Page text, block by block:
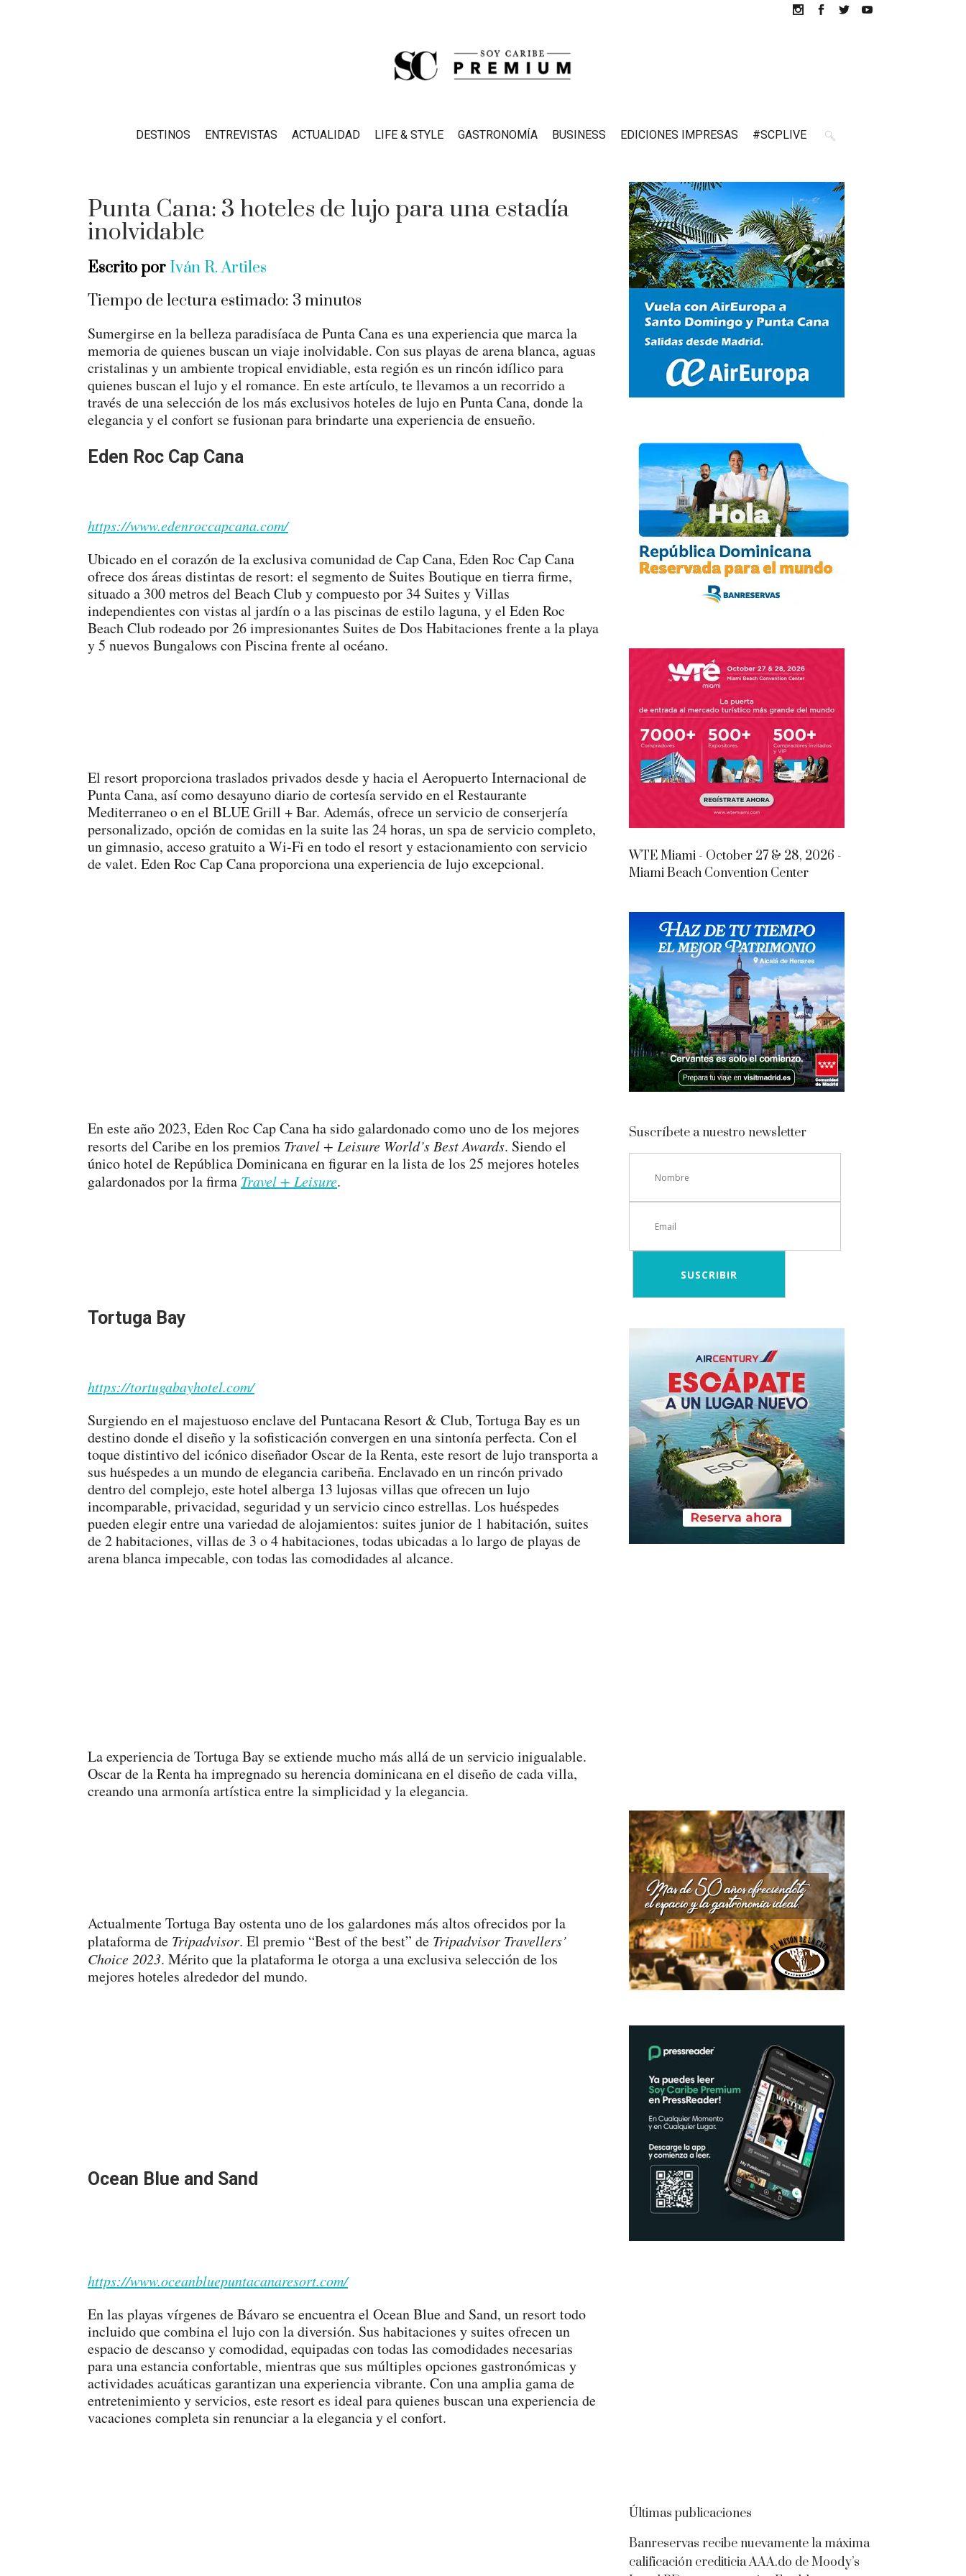
DESTINOS ENTREVISTAS ACTUALIDAD LIFE & STYLE GASTRONOMÍA BUSINESS EDICIONES IMPRESAS #SCPLIVE
Punta Cana: 3 hoteles de lujo para una estadía
inolvidable
Escrito por Iván R. Artiles
Tiempo de lectura estimado: 3minutos
Sumergirse en la belleza paradisíaca de Punta Cana es una experiencia que marca la
memoria de quienes buscan un viaje inolvidable. Con sus playas de arena blanca, aguas
cristalinas y un ambiente tropical envidiable, esta región es un rincón idílico para
quienes buscan el lujo y el romance. En este artículo, te llevamos a un recorrido a
través de una selección de los más exclusivos hoteles de lujo en Punta Cana, donde la
elegancia y el confort se fusionan para brindarte una experiencia de ensueño.
Eden Roc Cap Cana
https://www.edenroccapcana.com/
Ubicado en el corazón de la exclusiva comunidad de Cap Cana, Eden Roc Cap Cana
ofrece dos áreas distintas de resort: el segmento de Suites Boutique en tierra firme,
situado a 300 metros del Beach Club y compuesto por 34 Suites y Villas
independientes con vistas al jardín o a las piscinas de estilo laguna, y el Eden Roc
Beach Club rodeado por 26 impresionantes Suites de Dos Habitaciones frente a la playa
y 5 nuevos Bungalows con Piscina frente al océano.
El resort proporciona traslados privados desde y hacia el Aeropuerto Internacional de
Punta Cana, así como desayuno diario de cortesía servido en el Restaurante
Mediterraneo o en el BLUE Grill + Bar. Además, ofrece un servicio de conserjería
personalizado, opción de comidas en la suite las 24 horas, un spa de servicio completo,
un gimnasio, acceso gratuito a Wi-Fi en todo el resort y estacionamiento con servicio
de valet. Eden Roc Cap Cana proporciona una experiencia de lujo excepcional.
En este año 2023, Eden Roc Cap Cana ha sido galardonado como uno de los mejores
resorts del Caribe en los premios Travel + Leisure World’s Best Awards. Siendo el
único hotel de República Dominicana en figurar en la lista de los 25 mejores hoteles
galardonados por la firma Travel + Leisure.
Tortuga Bay
https://tortugabayhotel.com/
Surgiendo en el majestuoso enclave del Puntacana Resort & Club, Tortuga Bay es un
destino donde el diseño y la sofisticación convergen en una sintonía perfecta. Con el
toque distintivo del icónico diseñador Oscar de la Renta, este resort de lujo transporta a
sus huéspedes a un mundo de elegancia caribeña. Enclavado en un rincón privado
dentro del complejo, este hotel alberga 13 lujosas villas que ofrecen un lujo
incomparable, privacidad, seguridad y un servicio cinco estrellas. Los huéspedes
pueden elegir entre una variedad de alojamientos: suites junior de 1 habitación, suites
de 2 habitaciones, villas de 3 o 4 habitaciones, todas ubicadas a lo largo de playas de
arena blanca impecable, con todas las comodidades al alcance.
La experiencia de Tortuga Bay se extiende mucho más allá de un servicio inigualable.
Oscar de la Renta ha impregnado su herencia dominicana en el diseño de cada villa,
creando una armonía artística entre la simplicidad y la elegancia.
Actualmente Tortuga Bay ostenta uno de los galardones más altos ofrecidos por la
plataforma de Tripadvisor. El premio “Best of the best” de Tripadvisor Travellers’
Choice 2023. Mérito que la plataforma le otorga a una exclusiva selección de los
mejores hoteles alrededor del mundo.
Ocean Blue and Sand
https://www.oceanbluepuntacanaresort.com/
En las playas vírgenes de Bávaro se encuentra el Ocean Blue and Sand, un resort todo
incluido que combina el lujo con la diversión. Sus habitaciones y suites ofrecen un
espacio de descanso y comodidad, equipadas con todas las comodidades necesarias
para una estancia confortable, mientras que sus múltiples opciones gastronómicas y
actividades acuáticas garantizan una experiencia vibrante. Con una amplia gama de
entretenimiento y servicios, este resort es ideal para quienes buscan una experiencia de
vacaciones completa sin renunciar a la elegancia y el confort.
WTE Miami - October 27 & 28, 2026 -
Miami Beach Convention Center
Suscríbete a nuestro newsletter
Últimas publicaciones
Banreservas recibe nuevamente la máxima
calificación crediticia AAA.do de Moody’s